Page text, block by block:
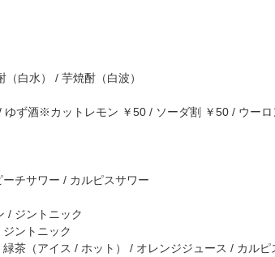
白水） / 芋焼酎（白波）
ず酒※カットレモン ￥50 / ソーダ割 ￥50 / ウー
チサワー / カルピスサワー
/ ジントニック
ントニック
茶（アイス / ホット） / オレンジジュース / カルピ